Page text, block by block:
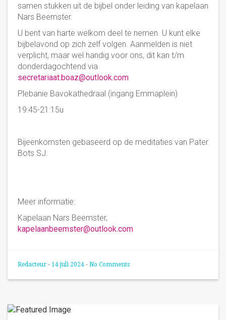
samen stukken uit de bijbel onder leiding van kapelaan
Nars Beemster.
U bent van harte welkom deel te nemen. U kunt elke
bijbelavond op zich zelf volgen. Aanmelden is niet
verplicht, maar wel handig voor ons, dit kan t/m
donderdagochtend via
secretariaat.boaz@outlook.com
Plebanie Bavokathedraal (ingang Emmaplein)
19:45-21:15u
Bijeenkomsten gebaseerd op de meditaties van Pater
Bots SJ.
Meer informatie:
Kapelaan Nars Beemster,
kapelaanbeemster@outlook.com
Redacteur - 14 juli 2024 - No Comments